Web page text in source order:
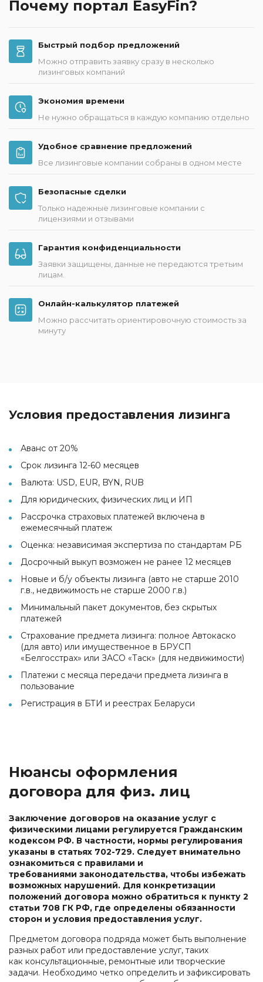
Почему портал EasyFin?
Быстрый подбор предложений
Можно отправить заявку сразу в несколько
лизинговых компаний
Экономия времени
Не нужно обращаться в каждую компанию отдельно
Удобное сравнение предложений
Все лизинговые компании собраны в одном месте
Безопасные сделки
Только надежные лизинговые компании с
лицензиями и отзывами
Гарантия конфиденциальности
Заявки защищены, данные не передаются третьим
лицам.
Онлайн-калькулятор платежей
Можно рассчитать ориентировочную стоимость за
минуту
Условия предоставления лизинга
Аванс от 20%
Срок лизинга 12-60 месяцев
Валюта: USD, EUR, BYN, RUB
Для юридических, физических лиц и ИП
Рассрочка страховых платежей включена в
ежемесячный платеж
Оценка: независимая экспертиза по стандартам РБ
Досрочный выкуп возможен не ранее 12 месяцев
Новые и б/у объекты лизинга (авто не старше 2010
г.в., недвижимость не старше 2000 г.в.)
Минимальный пакет документов, без скрытых
платежей
Страхование предмета лизинга: полное Автокаско
(для авто) или имущественное в БРУСП
«Белгосстрах» или ЗАСО «Таск» (для недвижимости)
Платежи с месяца передачи предмета лизинга в
пользование
Регистрация в БТИ и реестрах Беларуси
Нюансы оформления
договора для физ. лиц
Заключение договоров на оказание услуг с
физическими лицами регулируется Гражданским
кодексом РФ. В частности, нормы регулирования
указаны в статьях 702-729. Следует внимательно
ознакомиться с правилами и
требованиями законодательства, чтобы избежать
возможных нарушений. Для конкретизации
положений договора можно обратиться к пункту 2
статьи 708 ГК РФ, где определены обязанности
сторон и условия предоставления услуг.
Предметом договора подряда может быть выполнение
разных работ или предоставление услуг, таких
как консультационные, ремонтные или творческие
задачи. Необходимо четко определить и зафиксировать